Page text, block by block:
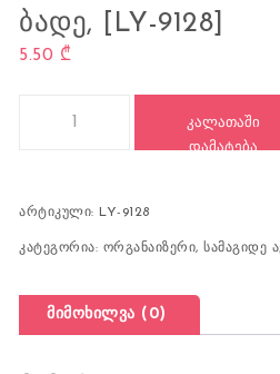
ᲑᲐᲓᲔ, [LY-9128]
5.50 ₾
ᲙᲐᲚᲐᲗᲐᲨᲘ
ᲓᲐᲛᲐᲢᲔᲑᲐ
არტიკული: LY-9128
კატეგორია: ორგანაიზერი,სამაგიდე
მიმოხილვა (0)